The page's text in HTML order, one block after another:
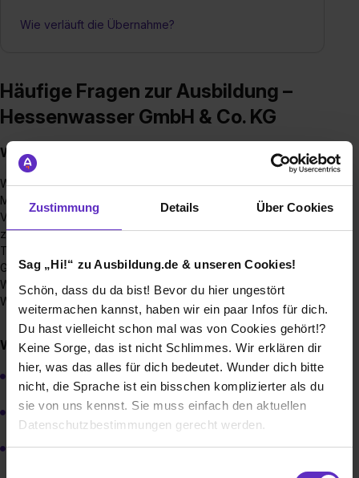
Zustimmung Details Über Cookies
Sag „Hi!“ zu Ausbildung.de & unseren Cookies!
Schön, dass du da bist! Bevor du hier ungestört
weitermachen kannst, haben wir ein paar Infos für dich.
Du hast vielleicht schon mal was von Cookies gehört!?
Keine Sorge, das ist nicht Schlimmes. Wir erklären dir
hier, was das alles für dich bedeutet. Wunder dich bitte
nicht, die Sprache ist ein bisschen komplizierter als du
sie von uns kennst. Sie muss einfach den aktuellen
Datenschutzbestimmungen gerecht werden.
Wie verläuft die Übernahme?
Häufige Fragen zur Ausbildung –
Hessenwasser GmbH & Co. KG
Was macht Hessenwasser?
Wir versorgen rund 2,4 Millionen Menschen in der Rhein-
Main-Region mit einwandfreiem Trinkwasser. Unsere
Verantwortung ist die nachhaltige Gewinnung, der
zuverlässige Transport und die effiziente Speicherung von
Trinkwasser über ein komplexes System eigener
Gewinnungsanlagen.
Wir gehören zu den zehn größten
Wasserbeschaffungsunternehmen in Deutschland.
Welche Ausbildungsberufe werden angeboten?
Umwelttechnologe für Wasserversorgung (m/w/d)
Elektroniker für Betriebstechnik (m/w/d)
Kaufleute für Büromanagement (m/w/d)